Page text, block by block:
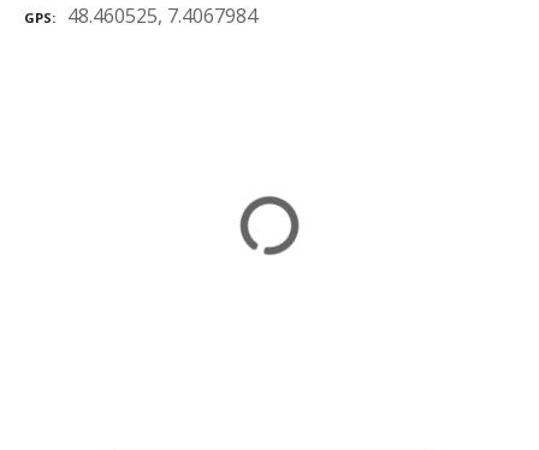
GPS 48.460525, 7.4067984